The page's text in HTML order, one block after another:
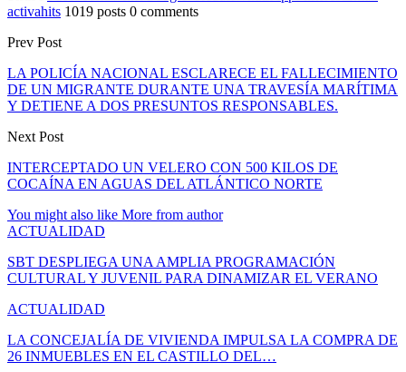
activahits 1019 posts 0 comments
Prev Post
LA POLICÍA NACIONAL ESCLARECE EL FALLECIMIENTO
DE UN MIGRANTE DURANTE UNA TRAVESÍA MARÍTIMA
Y DETIENE A DOS PRESUNTOS RESPONSABLES.
Next Post
INTERCEPTADO UN VELERO CON 500 KILOS DE
COCAÍNA EN AGUAS DEL ATLÁNTICO NORTE
You might also like More from author
ACTUALIDAD
SBT DESPLIEGA UNA AMPLIA PROGRAMACIÓN
CULTURAL Y JUVENIL PARA DINAMIZAR EL VERANO
ACTUALIDAD
LA CONCEJALÍA DE VIVIENDA IMPULSA LA COMPRA DE
26 INMUEBLES EN EL CASTILLO DEL…